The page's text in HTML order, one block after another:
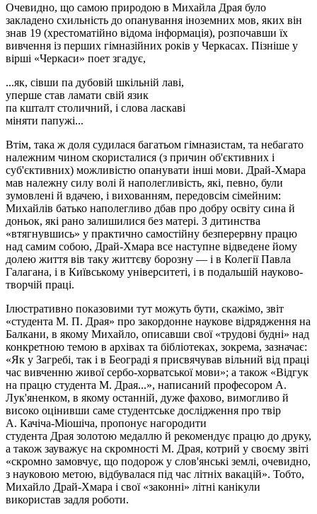
Очевидно, що самою природою в Михайла Драя було
закладено схильність до опанування іноземних мов, яких він
знав 19 (хрестоматійно відома інформація), розпочавши їх
вивчення із перших гімназійних років у Черкасах. Пізніше у
вірші «Черкаси» поет згадує,
...як, сівши па дубовій шкільній лаві,
уперше став ламати свій язик
па кшталт столичний, і слова ласкаві
міняти папужі...
Втім, така ж доля судилася багатьом гімназистам, та небагато
належним чином скористалися (з причин об'єктивних і
суб'єктивних) можливістю опанувати інші мови. Драй-Хмара
мав належну силу волі й наполегливість, які, певно, були
зумовлені й вдачею, і вихованням, передовсім сімейним:
Михайлів батько наполегливо дбав про добру освіту сина й
доньок, які рано залишилися без матері. З дитинства
«втягнувшись» у практично самостійну безперервну працю
над самим собою, Драй-Хмара все наступне відведене йому
долею життя вів таку життєву борозну — і в Колегії Павла
Галагана, і в Київському університеті, і в подальшій науково-
творчій праці.
Ілюстративно показовими тут можуть бути, скажімо, звіт
«студента М. П. Драя» про закордонне наукове відрядження на
Балкани, в якому Михайло, описавши свої «трудові будні» над
конкретною темою в архівах та бібліотеках, зокрема, зазначає:
«Як у Загребі, так і в Београді я присвячував вільний від праці
час вивченню живої сербо-хорватської мови»; а також «Відгук
на працю студента М. Драя...», написаний професором А.
Лук'яненком, в якому останній, дуже фахово, вимогливо й
високо оцінивши саме студентське дослідження про твір
А. Качіча-Міошіча, пропонує нагородити
студента Драя золотою медаллю й рекомендує працю до друку,
а також зауважує на скромності М. Драя, котрий у своєму звіті
«скромно замовчує, що подорож у слов'янські землі, очевидно,
з науковою метою, відбувалася під час літніх вакацій». Тобто,
Михайло Драй-Хмара і свої «законні» літні канікули
використав задля роботи.